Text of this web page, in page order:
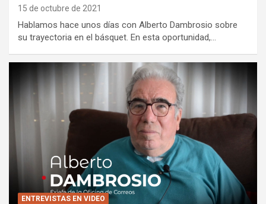
15 de octubre de 2021
Hablamos hace unos días con Alberto Dambrosio sobre
su trayectoria en el básquet. En esta oportunidad,…
ENTREVISTAS EN VIDEO